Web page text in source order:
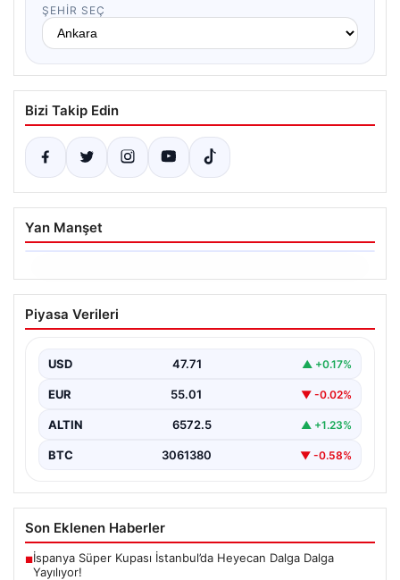
ŞEHIR SEÇ
Bizi Takip Edin
Yan Manşet
06.08.2026
Hakkında icra takibi başlatan avukatı
katletmişti. İstenen ceza belli oldu
Yönelik Silahlı Saldırının Yargı Süreci Açıklandı",
"content":…
Piyasa Verileri
USD 47.71 ▲ +0.17%
EUR 55.01 ▼ -0.02%
ALTIN 6572.5 ▲ +1.23%
BTC 3061380 ▼ -0.58%
Son Eklenen Haberler
■İspanya Süper Kupası İstanbul’da Heyecan Dalga Dalga
Yayılıyor!